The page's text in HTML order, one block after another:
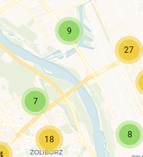
18
7
9
8
27